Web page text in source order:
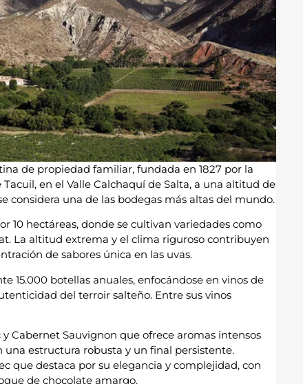
de propiedad familiar, fundada en 1827 por la
en el Valle Calchaquí de Salta, a una altitud de
considera una de las bodegas más altas del mundo.
10 hectáreas, donde se cultivan variedades como
La altitud extrema y el clima riguroso contribuyen
de sabores única en las uvas.
15.000 botellas anuales, enfocándose en vinos de
del terroir salteño. Entre sus vinos
Cabernet Sauvignon que ofrece aromas intensos
una estructura robusta y un final persistente.
que destaca por su elegancia y complejidad, con
de chocolate amargo.